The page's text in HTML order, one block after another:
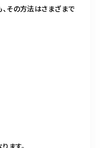
その方法はさまざまで
ます。